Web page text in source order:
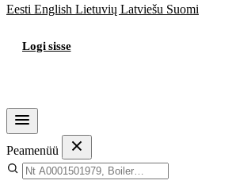
Eesti English Lietuvių Latviešu Suomi
Logi sisse
Peamenüü